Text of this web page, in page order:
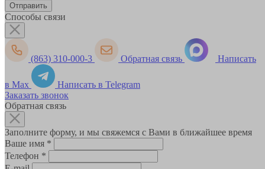
Способы связи
(863) 310-000-3 Обратная связь Написать
в Max
Написать в Telegram
Заказать звонок
Обратная связь
Заполните форму, и мы свяжемся с Вами в ближайшее время
Ваше имя *
Телефон *